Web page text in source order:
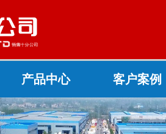
产品中心 客户案例